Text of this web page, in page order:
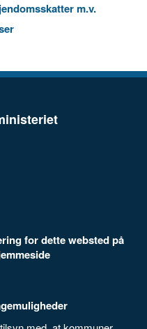
m.v.
for dette websted på